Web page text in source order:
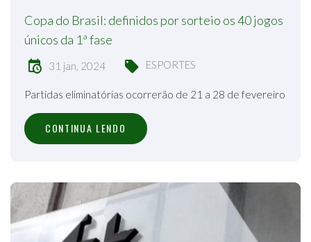
Copa do Brasil: definidos por sorteio os 40 jogos
únicos da 1ª fase
31 jan, 2024 ESPORTES
Partidas eliminatórias ocorrerão de 21 a 28 de fevereiro
CONTINUA LENDO